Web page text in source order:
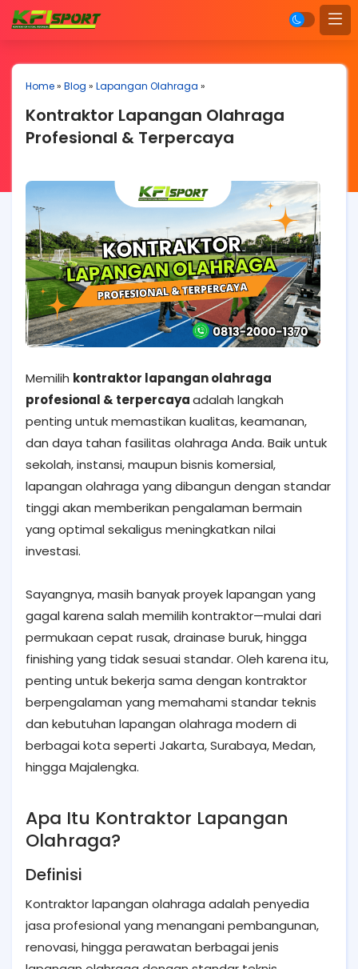
Home» Blog » Lapangan Olahraga »
Kontraktor Lapangan Olahraga
Profesional & Terpercaya
Memilih kontraktor lapangan olahraga
profesional & terpercayaadalah langkah
penting untuk memastikan kualitas, keamanan,
dan daya tahan fasilitas olahraga Anda. Baik untuk
sekolah, instansi, maupun bisnis komersial,
lapangan olahraga yang dibangun dengan standar
tinggi akan memberikan pengalaman bermain
yang optimal sekaligus meningkatkan nilai
investasi.
Sayangnya, masih banyak proyek lapangan yang
gagal karena salah memilih kontraktor—mulai dari
permukaan cepat rusak, drainase buruk, hingga
finishing yang tidak sesuai standar. Oleh karena itu,
penting untuk bekerja sama dengan kontraktor
berpengalaman yang memahami standar teknis
dan kebutuhan lapangan olahraga modern di
berbagai kota seperti Jakarta, Surabaya, Medan,
hingga Majalengka.
Apa Itu Kontraktor Lapangan
Olahraga?
Definisi
Kontraktor lapangan olahraga adalah penyedia
jasa profesional yang menangani pembangunan,
renovasi, hingga perawatan berbagai jenis